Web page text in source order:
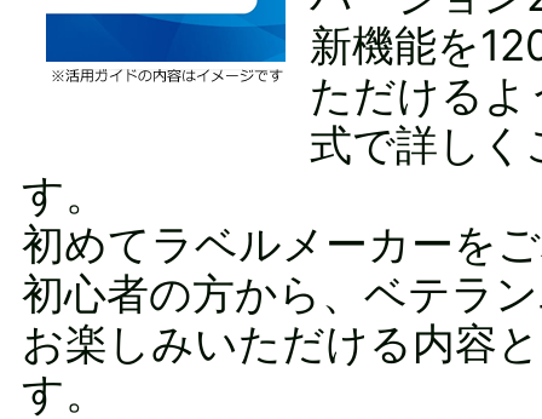
新機能を
ただける
式で詳しく
す。
初めてラベルメーカーを
初心者の方から、ベテラ
お楽しみいただける内容
す。